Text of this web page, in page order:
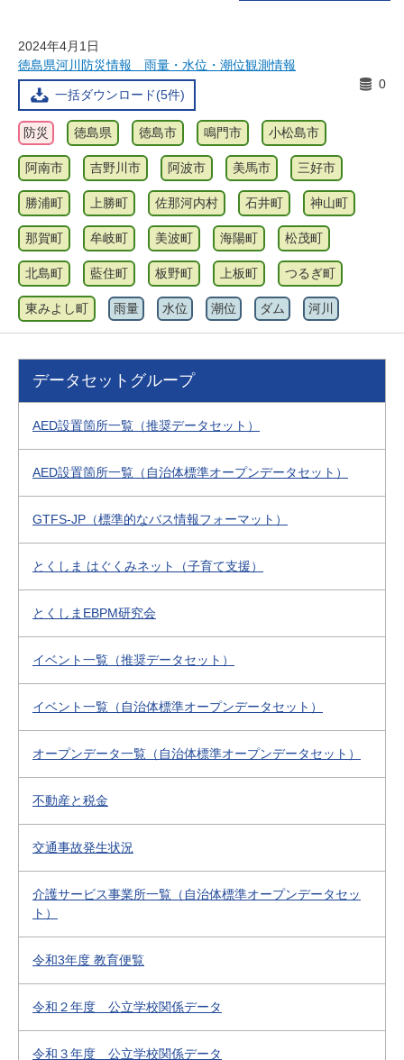
2024年4月1日
徳島県河川防災情報 雨量・水位・潮位観測情報
一括ダウンロード(5件)
0
防災 徳島県 徳島市 鳴門市 小松島市
阿南市 吉野川市 阿波市 美馬市 三好市
勝浦町 上勝町 佐那河内村 石井町 神山町
那賀町 牟岐町 美波町 海陽町 松茂町
北島町 藍住町 板野町 上板町 つるぎ町
東みよし町 雨量 水位 潮位 ダム 河川
データセットグループ
AED設置箇所一覧（推奨データセット）
AED設置箇所一覧（自治体標準オープンデータセット）
GTFS-JP（標準的なバス情報フォーマット）
とくしま はぐくみネット（子育て支援）
とくしまEBPM研究会
イベント一覧（推奨データセット）
イベント一覧（自治体標準オープンデータセット）
オープンデータ一覧（自治体標準オープンデータセット）
不動産と税金
交通事故発生状況
介護サービス事業所一覧（自治体標準オープンデータセッ
ト）
令和3年度 教育便覧
令和２年度 公立学校関係データ
令和３年度 公立学校関係データ